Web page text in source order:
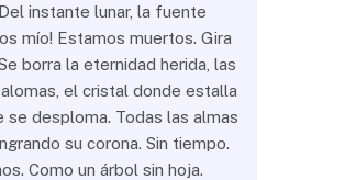
instante lunar, la fuente
mío! Estamos muertos. Gira
borra la eternidad herida, las
el cristal donde estalla
se desploma. Todas las almas
su corona. Sin tiempo.
Como un árbol sin hoja.